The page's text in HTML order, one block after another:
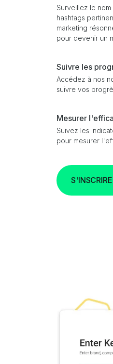
Surveillez le
hashtags
marketing
pour devenir un
Suivre les
Accédez à nos
suivre vos
Mesurer
Suivez les
pour mesurer